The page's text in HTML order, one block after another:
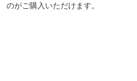
のがご購入いただけます。